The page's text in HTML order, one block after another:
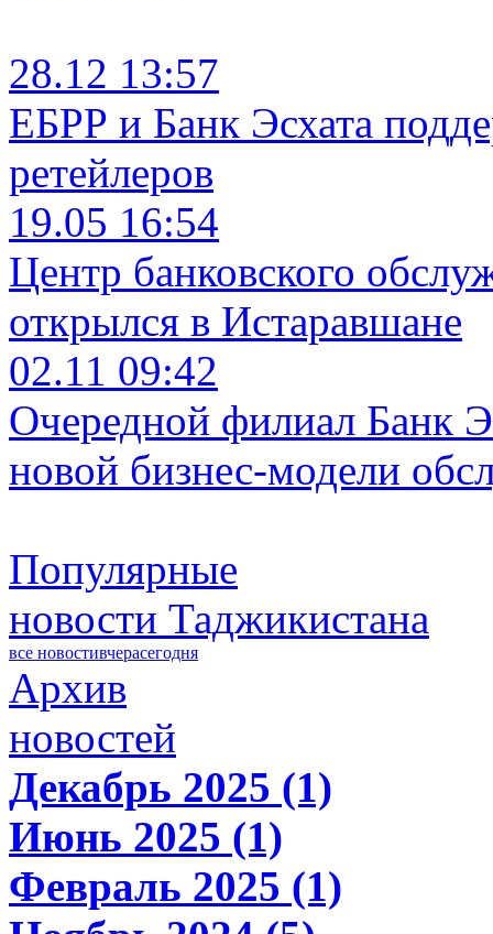
28.12 13:57
ЕБРР и Банк Эсхата
ретейлеров
19.05 16:54
Центр банковского
открылся в Истаравшане
02.11 09:42
Очередной филиал Банк
новой бизнес-модели
Популярные
новости Таджикистана
все новостивчерасегодня
Архив
новостей
Декабрь 2025 (1)
Июнь 2025 (1)
Февраль 2025 (1)